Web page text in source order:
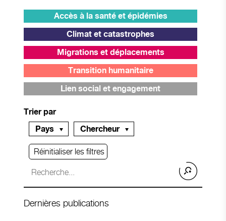
Accès à la santé et épidémies
Climat et catastrophes
Migrations et déplacements
Transition humanitaire
Lien social et engagement
Trier par
Pays
Chercheur
Réinitialiser les filtres
Dernières publications